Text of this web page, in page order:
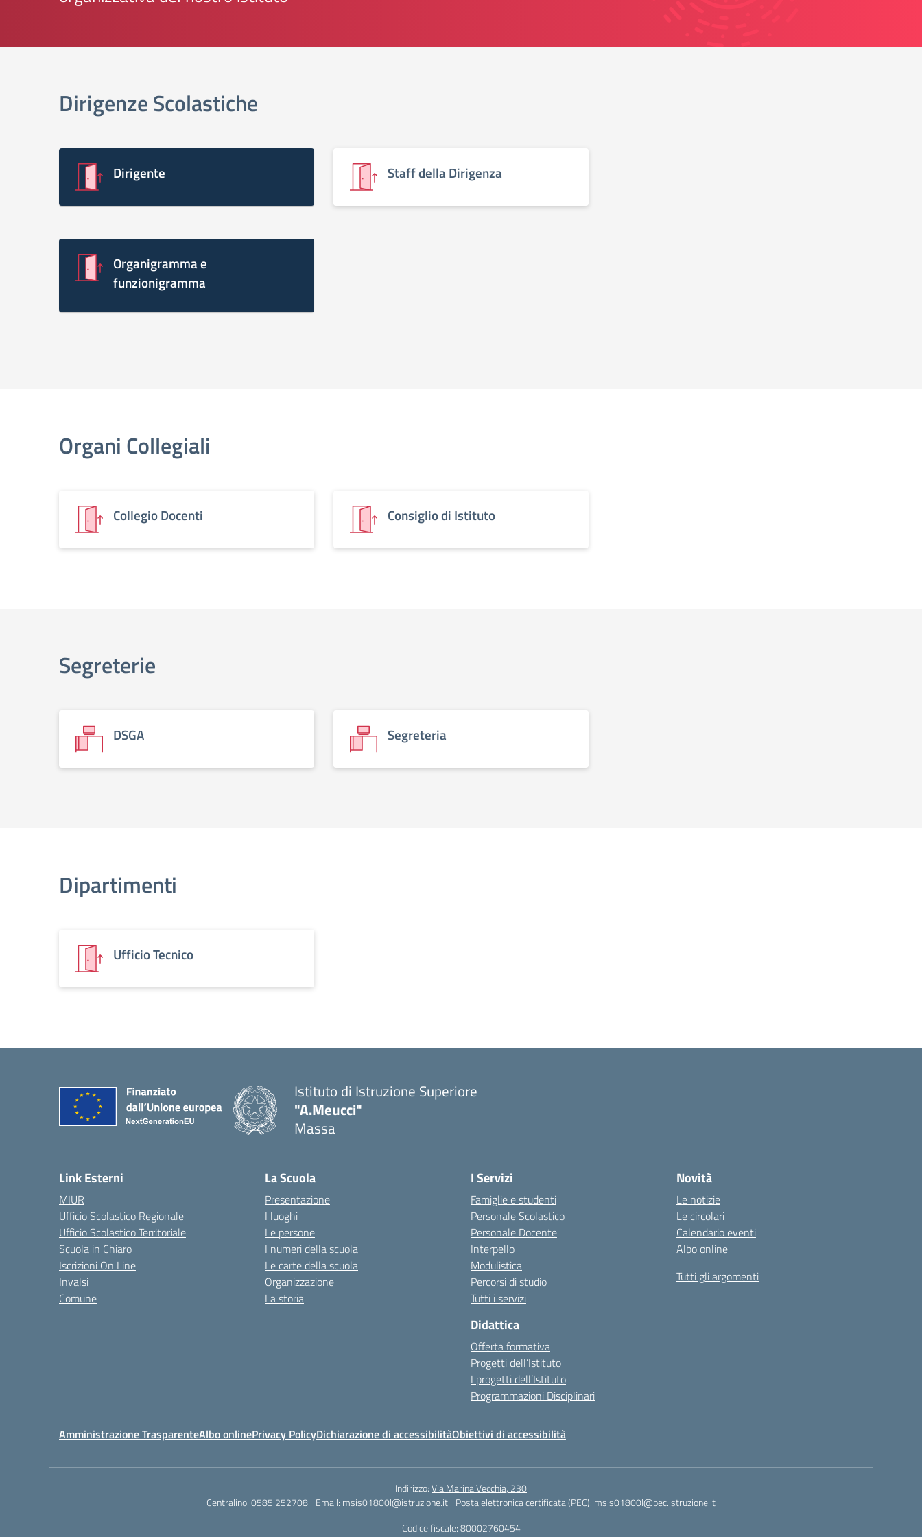
elenco degli organi
Dirigenze Scolastiche
Dirigente Staff della Dirigenza
Organigramma e
funzionigramma
Organi Collegiali
Collegio Docenti Consiglio di Istituto
Segreterie
DSGA Segreteria
Dipartimenti
Ufficio Tecnico
Istituto di Istruzione Superiore
"A.Meucci"
Massa
Link Esterni
MIUR
Ufficio Scolastico Regionale
Ufficio Scolastico Territoriale
Scuola in Chiaro
Iscrizioni On Line
Invalsi
Comune
La Scuola
Presentazione
I luoghi
Le persone
I numeri della scuola
Le carte della scuola
Organizzazione
La storia
I Servizi
Famiglie e studenti
Personale Scolastico
Personale Docente
Interpello
Modulistica
Percorsi di studio
Tutti i servizi
Didattica
Offerta formativa
Progetti dell’Istituto
I progetti dell’Istituto
Programmazioni Disciplinari
Novità
Le notizie
Le circolari
Calendario eventi
Albo online
Tutti gli argomenti
Amministrazione TrasparenteAlbo onlinePrivacy PolicyDichiarazione di accessibilitàObiettivi di accessibilità
Indirizzo:Via Marina Vecchia, 230
Centralino:0585 252708 Email: msis01800l@istruzione.it Posta elettronica certificata (PEC): msis01800l@pec.istruzione.it
Codice fiscale: 80002760454